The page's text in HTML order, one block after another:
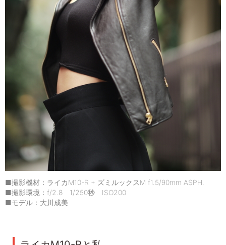
■撮影機材：ライカM10-R + ズミルックスM f1.5/90mm ASPH.
■撮影環境：f/2.8 1/250秒 ISO200
■モデル：大川成美